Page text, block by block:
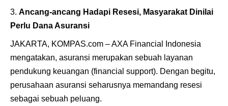
Ancang-ancang Hadapi Resesi, Masyarakat Dinilai
Perlu Dana Asuransi
JAKARTA, KOMPAS.com – AXA Financial Indonesia
mengatakan, asuransi merupakan sebuah layanan
pendukung keuangan (financial support). Dengan begitu,
perusahaan asuransi seharusnya memandang resesi
sebagai sebuah peluang.